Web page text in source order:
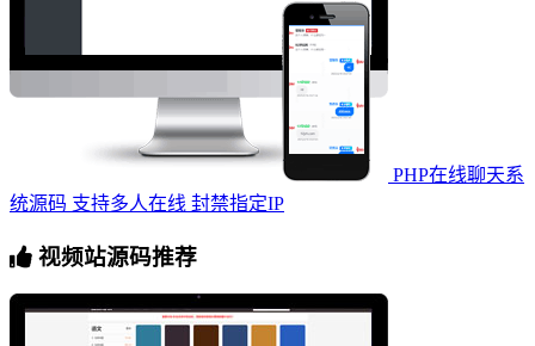
PHP在线聊天系
统源码 支持多人在线 封禁指定IP
视频站源码推荐